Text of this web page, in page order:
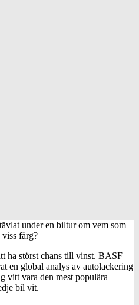
under en biltur om vem som
färg?
ha störst chans till vinst. BASF
en global analys av autolackering
vitt vara den mest populära
bil vit.